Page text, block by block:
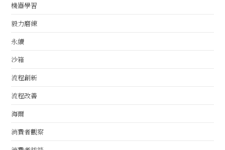
機器學習
毅力磨練
永續
沙箱
流程創新
流程改善
海爾
消費者觀察